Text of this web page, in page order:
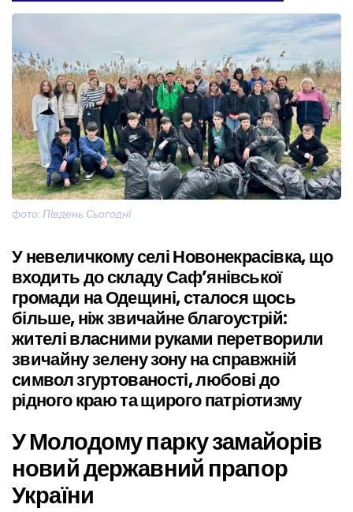
фото: Південь Сьогодні
У невеличкому селі Новонекрасівка, що
входить до складу Саф’янівської
громади на Одещині, сталося щось
більше, ніж звичайне благоустрій:
жителі власними руками перетворили
звичайну зелену зону на справжній
символ згуртованості, любові до
рідного краю та щирого патріотизму
У Молодому парку замайорів
новий державний прапор
України